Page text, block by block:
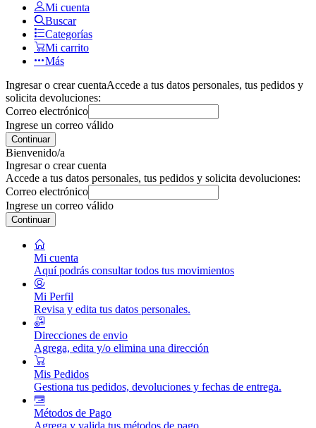
Mi cuenta
Buscar
Categorías
Mi carrito
Más
Ingresar o crear cuentaAccede a tus datos personales, tus pedidos y
solicita devoluciones:
Correo electrónico
Ingrese un correo válido
Continuar
Bienvenido/a
Ingresar o crear cuenta
Accede a tus datos personales, tus pedidos y solicita devoluciones:
Correo electrónico
Ingrese un correo válido
Continuar
Mi cuenta
Aquí podrás consultar todos tus movimientos
Mi Perfil
Revisa y edita tus datos personales.
Direcciones de envio
Agrega, edita y/o elimina una dirección
Mis Pedidos
Gestiona tus pedidos, devoluciones y fechas de entrega.
Métodos de Pago
Agrega y valida tus métodos de pago.